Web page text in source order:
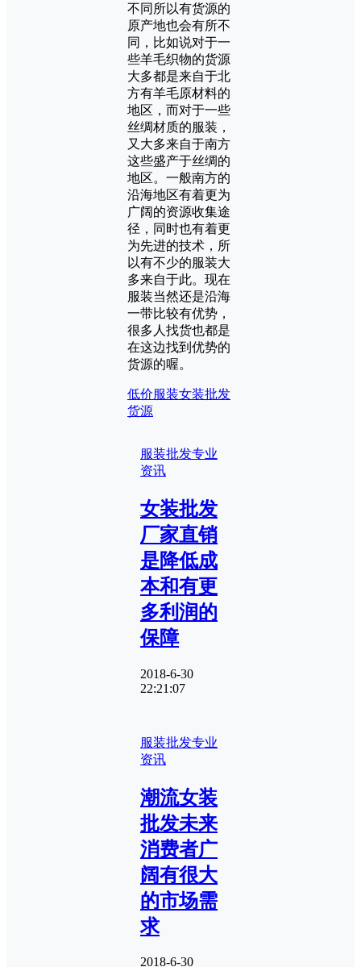
不同所以有货源的
原产地也会有所不
同，比如说对于一
些羊毛织物的货源
大多都是来自于北
方有羊毛原材料的
地区，而对于一些
丝绸材质的服装，
又大多来自于南方
这些盛产于丝绸的
地区。一般南方的
沿海地区有着更为
广阔的资源收集途
径，同时也有着更
为先进的技术，所
以有不少的服装大
多来自于此。现在
服装当然还是沿海
一带比较有优势，
很多人找货也都是
在这边找到优势的
货源的喔。
低价服装女装批发
货源
服装批发专业
资讯
女装批发
厂家直销
是降低成
本和有更
多利润的
保障
2018-6-30
22:21:07
服装批发专业
资讯
潮流女装
批发未来
消费者广
阔有很大
的市场需
求
2018-6-30